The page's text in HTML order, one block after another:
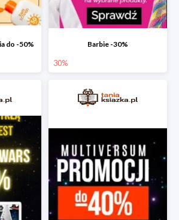
do -50% Barbie -30%
30%